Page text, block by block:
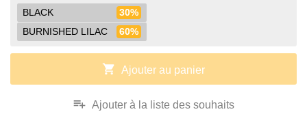
BLACK
30%
BURNISHED LILAC
60%
shopping_cart Ajouter au panier
playlist_add Ajouter à la liste des souhaits